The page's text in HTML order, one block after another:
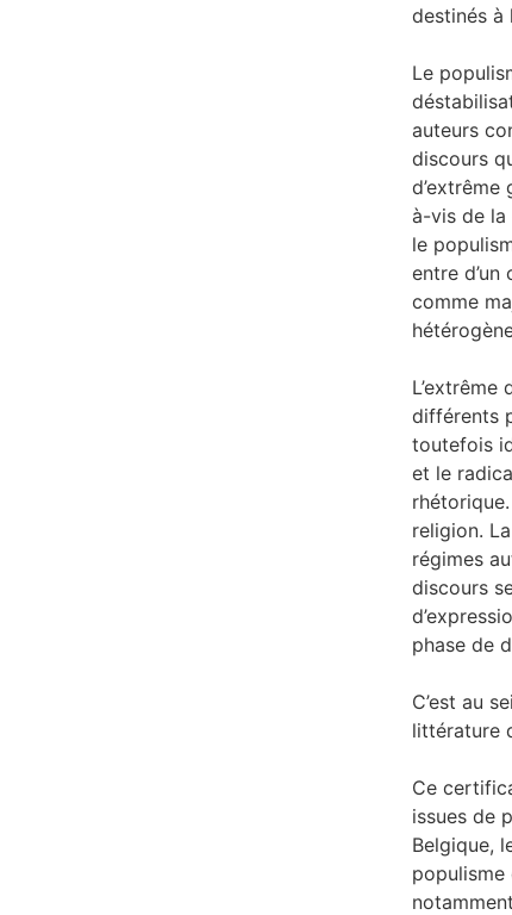
destinés à
Le
auteurs
discours
à-vis de la
le
entre
comme
différents
toutefois
et le
religion.
régimes
discours
phase de
C’est au
littérature
Ce
issues de
Belgique,
populisme